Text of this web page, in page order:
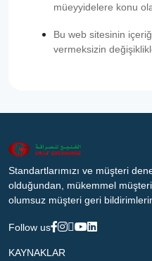
müeyyidelere konu
Bu web sitesinin
vermeksizin
Standartlarımızı ve müşteri
olduğundan, mükemmel
olumsuz müşteri geri
Follow us
KAYNAKLAR